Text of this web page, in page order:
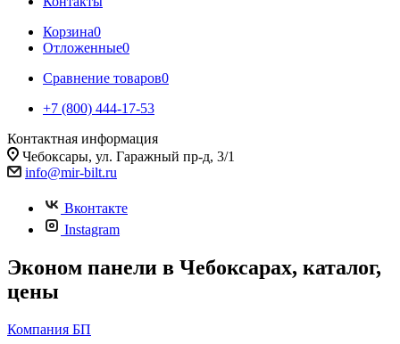
Корзина0
Отложенные0
Сравнение товаров0
+7 (800) 444-17-53
Контактная информация
Чебоксары, ул. Гаражный пр-д, 3/1
info@mir-bilt.ru
Вконтакте
Instagram
Эконом панели в Чебоксарах, каталог,
цены
Компания БП